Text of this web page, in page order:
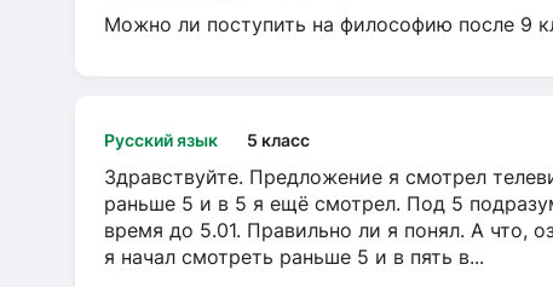
Можно ли поступить на философию после 9
Русский язык 5 класс
Здравствуйте. Предложение я смотрел
раньше 5 и в 5 я ещё смотрел. Под 5
время до 5.01. Правильно ли я понял. А что,
я начал смотреть раньше 5 и в пять в...